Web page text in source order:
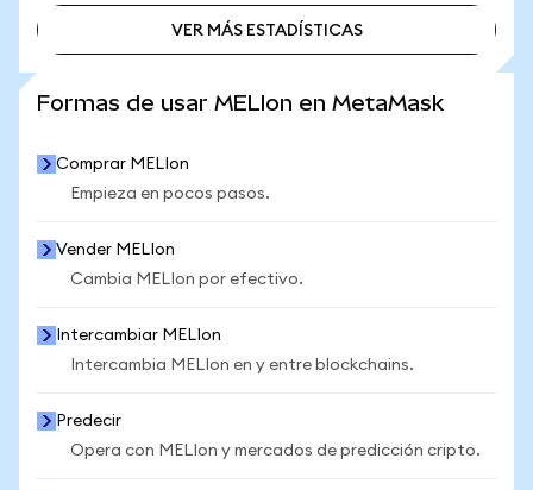
VER MÁS ESTADÍSTICAS
Formas de usar MELIon en MetaMask
Comprar MELIon
Empieza en pocos pasos.
Vender MELIon
Cambia MELIon por efectivo.
Intercambiar MELIon
Intercambia MELIon en y entre blockchains.
Predecir
Opera con MELIon y mercados de predicción cripto.